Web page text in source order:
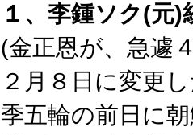
１、李鍾ソク(元
(金正恩が、急遽
２月８日に変更
季五輪の前日に